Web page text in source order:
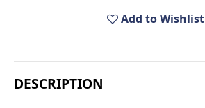
Add to Wishlist
DESCRIPTION